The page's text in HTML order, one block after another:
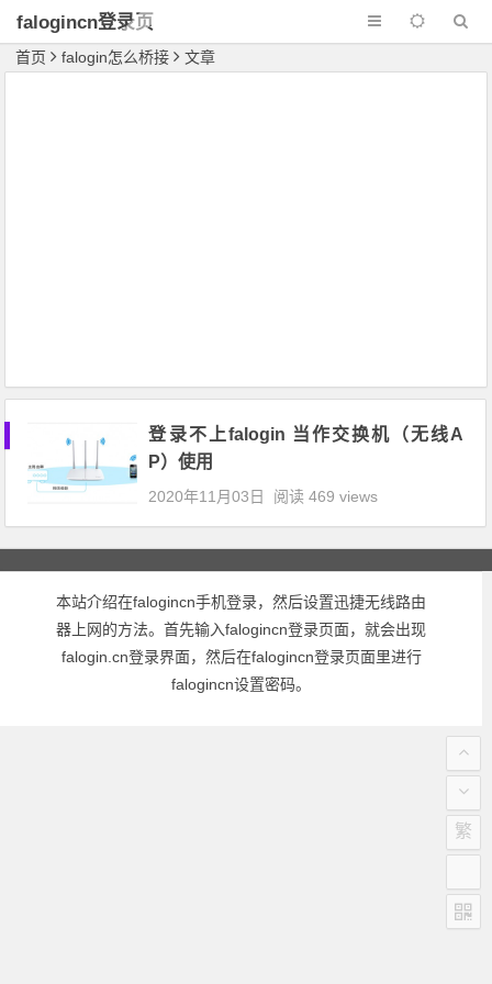
falogincn登录页
面
首页 falogin怎么桥接 文章
登录不上falogin 当作交换机（无线A
P）使用
2020年11月03日 阅读 469 views
本站介绍在falogincn手机登录，然后设置迅捷无线路由
器上网的方法。首先输入falogincn登录页面，就会出现
falogin.cn登录界面，然后在falogincn登录页面里进行
falogincn设置密码。
繁